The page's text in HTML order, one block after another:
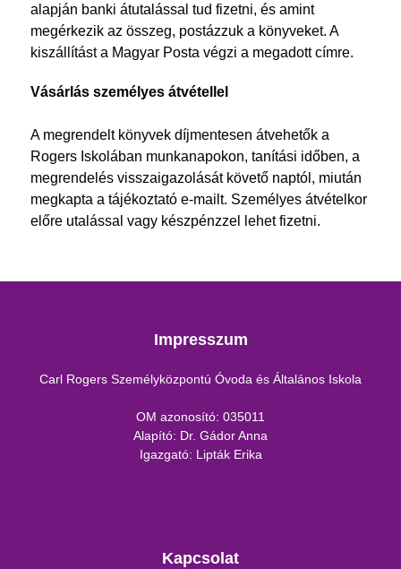
alapján banki átutalással tud fizetni, és amint
megérkezik az összeg, postázzuk a könyveket. A
kiszállítást a Magyar Posta végzi a megadott címre.
Vásárlás személyes átvétellel
A megrendelt könyvek díjmentesen átvehetők a
Rogers Iskolában munkanapokon, tanítási időben, a
megrendelés visszaigazolását követő naptól, miután
megkapta a tájékoztató e-mailt. Személyes átvételkor
előre utalással vagy készpénzzel lehet fizetni.
Impresszum
Carl Rogers Személyközpontú Óvoda és Általános Iskola
OM azonosító: 035011
Alapító: Dr. Gádor Anna
Igazgató: Lipták Erika
Kapcsolat